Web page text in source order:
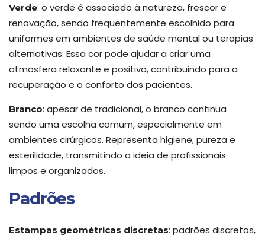
Verde: o verde é associado à natureza, frescor e
renovação, sendo frequentemente escolhido para
uniformes em ambientes de saúde mental ou terapias
alternativas. Essa cor pode ajudar a criar uma
atmosfera relaxante e positiva, contribuindo para a
recuperação e o conforto dos pacientes.
Branco: apesar de tradicional, o branco continua
sendo uma escolha comum, especialmente em
ambientes cirúrgicos. Representa higiene, pureza e
esterilidade, transmitindo a ideia de profissionais
limpos e organizados.
Padrões
Estampas geométricas discretas: padrões discretos,